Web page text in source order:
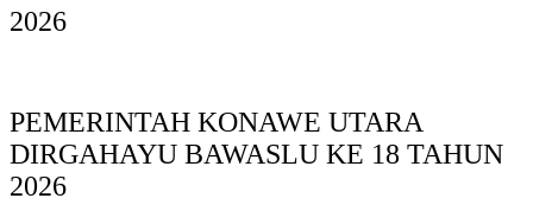
2026
PEMERINTAH KONAWE UTARA
DIRGAHAYU BAWASLU KE 18 TAHUN
2026